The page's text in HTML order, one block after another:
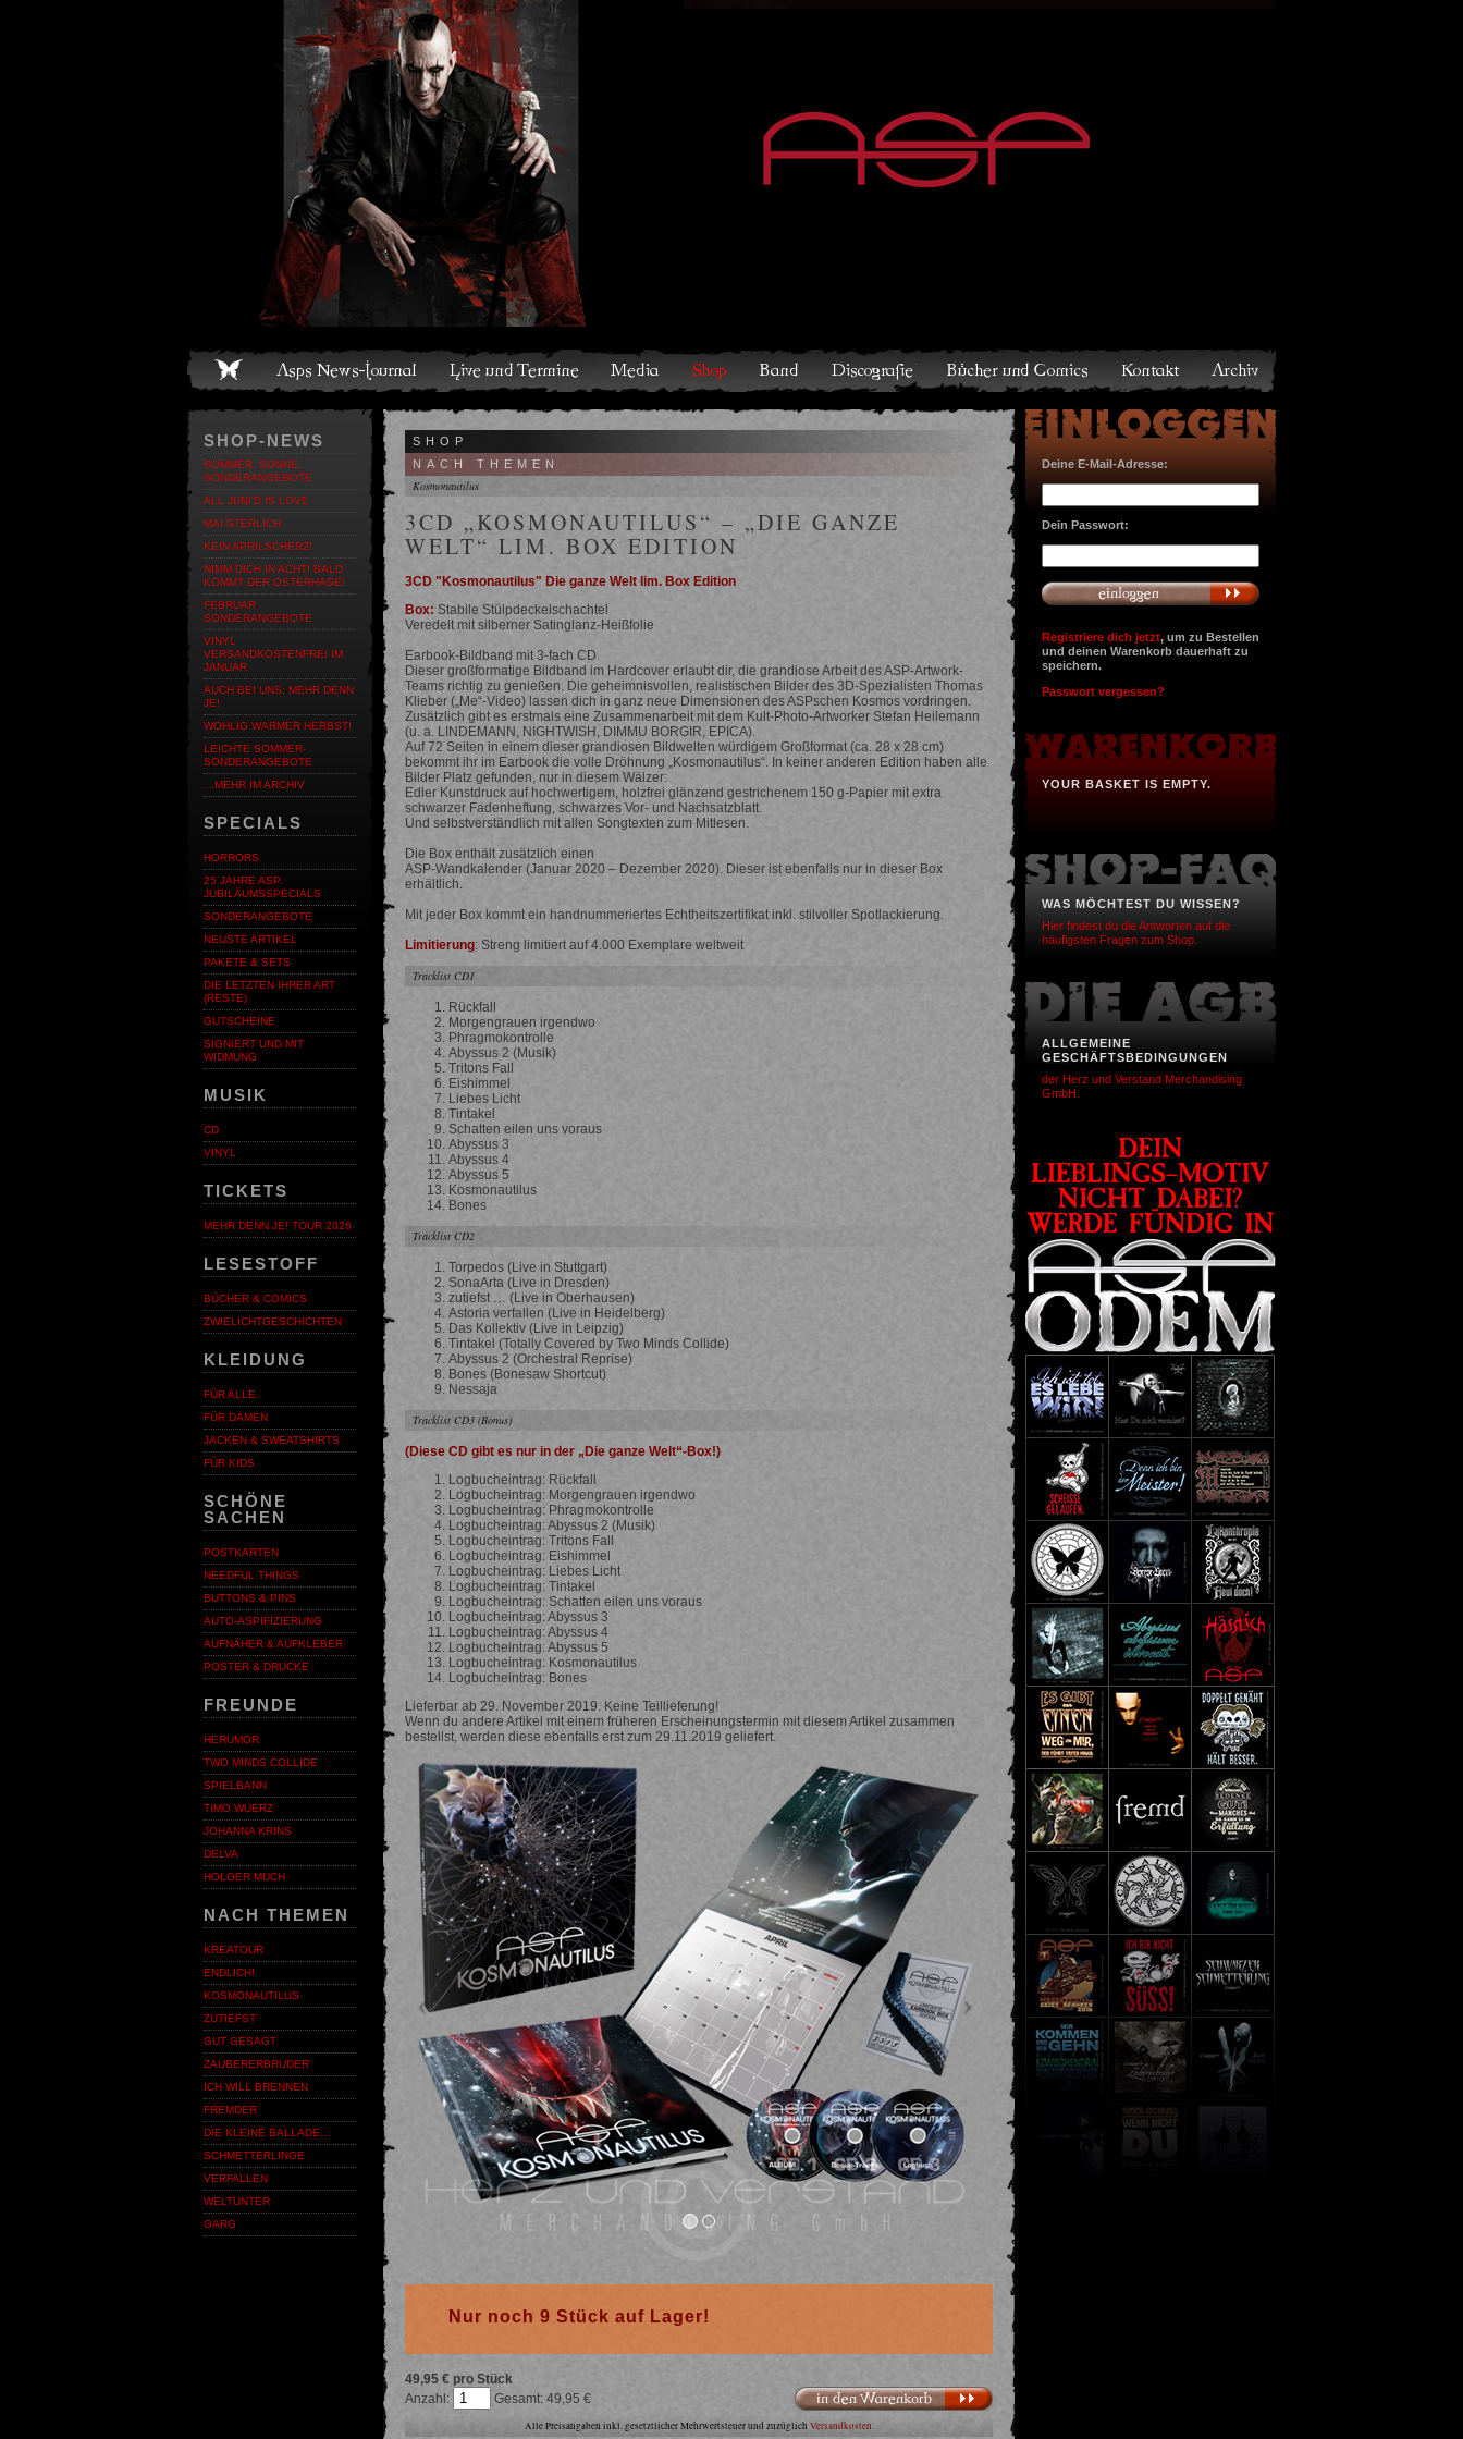
Live und Termine Media Shop Band Discografie Bücher und Comics Kontakt Archiv
SHOP-NEWS
SOMMER, SONNE,
SONDERANGEBOTE
ALL JUNI'D IS LOVE
MAI-STERLICH
KEIN APRILSCHERZ!
NIMM DICH IN ACHT! BALD
KOMMT DER OSTERHASE!
FEBRUAR
SONDERANGEBOTE
VINYL
VERSANDKOSTENFREI IM
JANUAR
AUCH BEI UNS: MEHR DENN
JE!
WOHLIG WARMER HERBST!
LEICHTE SOMMER-
SONDERANGEBOTE
…MEHR IM ARCHIV
SPECIALS
HORRORS
25 JAHRE ASP.
JUBILÄUMSSPECIALS
SONDERANGEBOTE
NEUSTE ARTIKEL
PAKETE & SETS
DIE LETZTEN IHRER ART
(RESTE)
GUTSCHEINE
SIGNIERT UND MIT
WIDMUNG
MUSIK
CD
VINYL
TICKETS
MEHR DENN JE! TOUR 2026
LESESTOFF
BÜCHER & COMICS
ZWIELICHTGESCHICHTEN
KLEIDUNG
FÜR ALLE
FÜR DAMEN
JACKEN & SWEATSHIRTS
FÜR KIDS
SCHÖNE
SACHEN
POSTKARTEN
NEEDFUL THINGS
BUTTONS & PINS
AUTO-ASPIFIZIERUNG
AUFNÄHER & AUFKLEBER
POSTER & DRUCKE
FREUNDE
HERUMOR
TWO MINDS COLLIDE
SPIELBANN
TIMO WUERZ
JOHANNA KRINS
DELVA
HOLGER MUCH
NACH THEMEN
KREATOUR
ENDLICH!
KOSMONAUTILUS
ZUTIEFST
GUT GESAGT
ZAUBERERBRUDER
ICH WILL BRENNEN
FREMDER
DIE KLEINE BALLADE…
SCHMETTERLINGE
VERFALLEN
WELTUNTER
GARG
Deine E-Mail-Adresse:
Dein Passwort:
Registriere dich jetzt, um zu Bestellen
und deinen Warenkorb dauerhaft zu
speichern.
Passwort vergessen?
YOUR BASKET IS EMPTY.
WAS MÖCHTEST DU WISSEN?
Hier findest du die Antworten auf die
häufigsten Fragen zum Shop.
ALLGEMEINE
GESCHÄFTSBEDINGUNGEN
der Herz und Verstand Merchandising
GmbH.
SHOP
NACH THEMEN
Kosmonautilus
3CD „KOSMONAUTILUS“ – „DIE GANZE
WELT“ LIM. BOX EDITION
3CD "Kosmonautilus" Die ganze Welt lim. Box Edition
Box: Stabile Stülpdeckelschachtel
Veredelt mit silberner Satinglanz-Heißfolie
Earbook-Bildband mit 3-fach CD
Dieser großformatige Bildband im Hardcover erlaubt dir, die grandiose Arbeit des ASP-Artwork-
Teams richtig zu genießen. Die geheimnisvollen, realistischen Bilder des 3D-Spezialisten Thomas
Klieber („Me“-Video) lassen dich in ganz neue Dimensionen des ASPschen Kosmos vordringen.
Zusätzlich gibt es erstmals eine Zusammenarbeit mit dem Kult-Photo-Artworker Stefan Heilemann
(u. a. LINDEMANN, NIGHTWISH, DIMMU BORGIR, EPICA).
Auf 72 Seiten in einem dieser grandiosen Bildwelten würdigem Großformat (ca. 28 x 28 cm)
bekommt ihr im Earbook die volle Dröhnung „Kosmonautilus“. In keiner anderen Edition haben alle
Bilder Platz gefunden, nur in diesem Wälzer:
Edler Kunstdruck auf hochwertigem, holzfrei glänzend gestrichenem 150 g-Papier mit extra
schwarzer Fadenheftung, schwarzes Vor- und Nachsatzblatt.
Und selbstverständlich mit allen Songtexten zum Mitlesen.
Die Box enthält zusätzlich einen
ASP-Wandkalender (Januar 2020 – Dezember 2020). Dieser ist ebenfalls nur in dieser Box
erhältlich.
Mit jeder Box kommt ein handnummeriertes Echtheitszertifikat inkl. stilvoller Spotlackierung.
Limitierung: Streng limitiert auf 4.000 Exemplare weltweit
Tracklist CD1
Rückfall
Morgengrauen irgendwo
Phragmokontrolle
Abyssus 2 (Musik)
Tritons Fall
Eishimmel
Liebes Licht
Tintakel
Schatten eilen uns voraus
Abyssus 3
Abyssus 4
Abyssus 5
Kosmonautilus
Bones
Tracklist CD2
Torpedos (Live in Stuttgart)
SonaArta (Live in Dresden)
zutiefst … (Live in Oberhausen)
Astoria verfallen (Live in Heidelberg)
Das Kollektiv (Live in Leipzig)
Tintakel (Totally Covered by Two Minds Collide)
Abyssus 2 (Orchestral Reprise)
Bones (Bonesaw Shortcut)
Nessaja
Tracklist CD3 (Bonus)
(Diese CD gibt es nur in der „Die ganze Welt“-Box!)
Logbucheintrag: Rückfall
Logbucheintrag: Morgengrauen irgendwo
Logbucheintrag: Phragmokontrolle
Logbucheintrag: Abyssus 2 (Musik)
Logbucheintrag: Tritons Fall
Logbucheintrag: Eishimmel
Logbucheintrag: Liebes Licht
Logbucheintrag: Tintakel
Logbucheintrag: Schatten eilen uns voraus
Logbucheintrag: Abyssus 3
Logbucheintrag: Abyssus 4
Logbucheintrag: Abyssus 5
Logbucheintrag: Kosmonautilus
Logbucheintrag: Bones
Lieferbar ab 29. November 2019. Keine Teillieferung!
Wenn du andere Artikel mit einem früheren Erscheinungstermin mit diesem Artikel zusammen
bestellst, werden diese ebenfalls erst zum 29.11.2019 geliefert.
Voriges Nächstes
Nur noch 9 Stück auf Lager!
49,95 € pro Stück
Anzahl:
49,95 In den Warenkorb
Alle Preisangaben inkl. gesetztlicher Mehrwertsteuer und zuzüglichVersandkosten.